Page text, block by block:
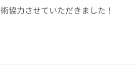
協力させていただきました！